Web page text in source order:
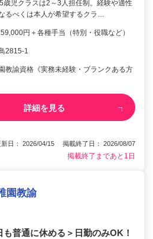
歳児クラスは2～3人担任制。経験や適性
るべくは本人が希望するクラ…
円＋各種手当（特別・役職など）
2815-1
教諭資格《実務未経験・ブランクある方
詳細を見る
新日： 2026/04/15 掲載終了日： 2026/08/07
掲載終了まであと1日
園教諭
普通に休める＞日勤のみOK！